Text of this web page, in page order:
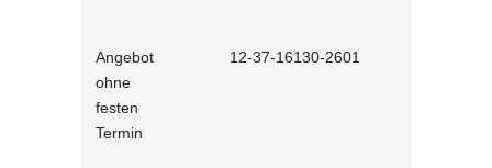
Angebot
ohne
festen
Termin
12-37-16130-2601